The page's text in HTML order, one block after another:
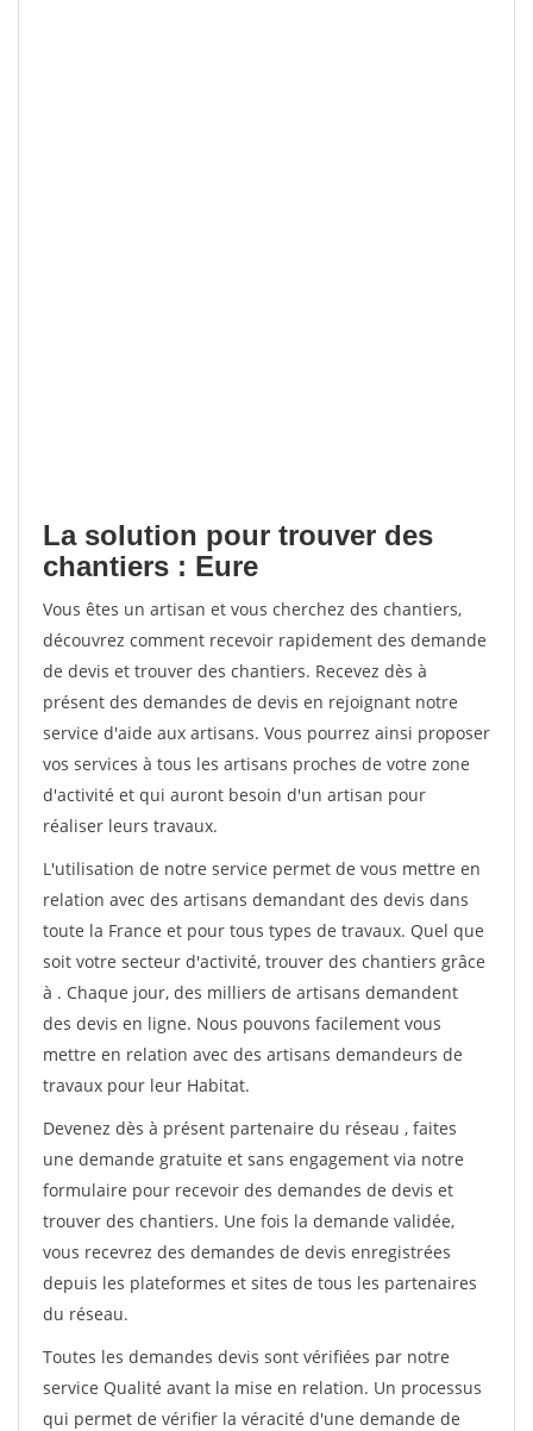
La solution pour trouver des
chantiers : Eure
Vous êtes un artisan et vous cherchez des chantiers,
découvrez comment recevoir rapidement des demande
de devis et trouver des chantiers. Recevez dès à
présent des demandes de devis en rejoignant notre
service d'aide aux artisans. Vous pourrez ainsi proposer
vos services à tous les artisans proches de votre zone
d'activité et qui auront besoin d'un artisan pour
réaliser leurs travaux.
L'utilisation de notre service permet de vous mettre en
relation avec des artisans demandant des devis dans
toute la France et pour tous types de travaux. Quel que
soit votre secteur d'activité, trouver des chantiers grâce
à . Chaque jour, des milliers de artisans demandent
des devis en ligne. Nous pouvons facilement vous
mettre en relation avec des artisans demandeurs de
travaux pour leur Habitat.
Devenez dès à présent partenaire du réseau , faites
une demande gratuite et sans engagement via notre
formulaire pour recevoir des demandes de devis et
trouver des chantiers. Une fois la demande validée,
vous recevrez des demandes de devis enregistrées
depuis les plateformes et sites de tous les partenaires
du réseau.
Toutes les demandes devis sont vérifiées par notre
service Qualité avant la mise en relation. Un processus
qui permet de vérifier la véracité d'une demande de